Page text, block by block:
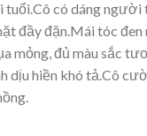
tuổi.Cô có dáng
đầy đặn.Mái tóc
mỏng, đủ màu sắc
dịu hiền khó tả.Cô